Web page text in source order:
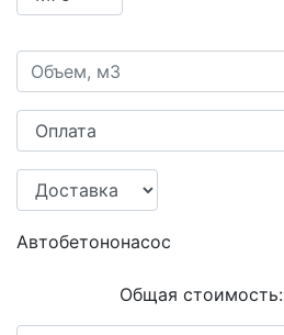
Автобетононасос
Общая стоимость: